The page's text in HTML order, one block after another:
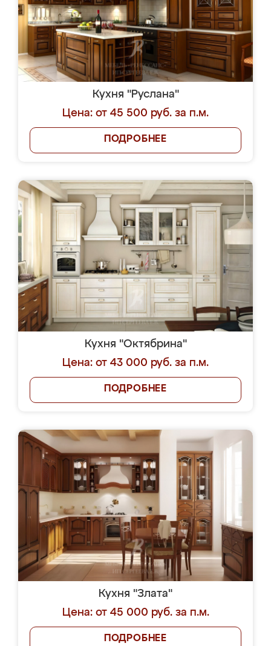
Кухня "Руслана"
Цена: от 45 500 руб. за п.м.
ПОДРОБНЕЕ
Кухня "Октябрина"
Цена: от 43 000 руб. за п.м.
ПОДРОБНЕЕ
Кухня "Злата"
Цена: от 45 000 руб. за п.м.
ПОДРОБНЕЕ